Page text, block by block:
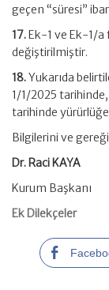
geçen “süresi”
17.Ek-1 ve Ek-1/a
değiştirilmiştir.
18.Yukarıda
1/1/2025
tarihinde
Bilgilerini ve
Dr. Raci KAYA
Kurum Başkanı
Ek Dilekçeler